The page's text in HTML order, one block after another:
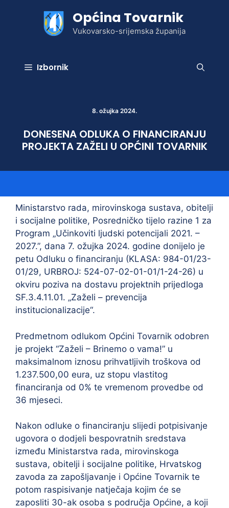
Općina Tovarnik
Vukovarsko-srijemska županija
Izbornik
8. ožujka 2024.
DONESENA ODLUKA O FINANCIRANJU
PROJEKTA ZAŽELI U OPĆINI TOVARNIK
Ministarstvo rada, mirovinskoga sustava, obitelji
i socijalne politike, Posredničko tijelo razine 1 za
Program „Učinkoviti ljudski potencijali 2021. –
2027.”, dana 7. ožujka 2024. godine donijelo je
petu Odluku o financiranju (KLASA: 984-01/23-
01/29, URBROJ: 524-07-02-01-01/1-24-26) u
okviru poziva na dostavu projektnih prijedloga
SF.3.4.11.01. „Zaželi – prevencija
institucionalizacije“.
Predmetnom odlukom Općini Tovarnik odobren
je projekt “Zaželi – Brinemo o vama!” u
maksimalnom iznosu prihvatljivih troškova od
1.237.500,00 eura, uz stopu vlastitog
financiranja od 0% te vremenom provedbe od
36 mjeseci.
Nakon odluke o financiranju slijedi potpisivanje
ugovora o dodjeli bespovratnih sredstava
između Ministarstva rada, mirovinskoga
sustava, obitelji i socijalne politike, Hrvatskog
zavoda za zapošljavanje i Općine Tovarnik te
potom raspisivanje natječaja kojim će se
zaposliti 30-ak osoba s područja Općine, a koji